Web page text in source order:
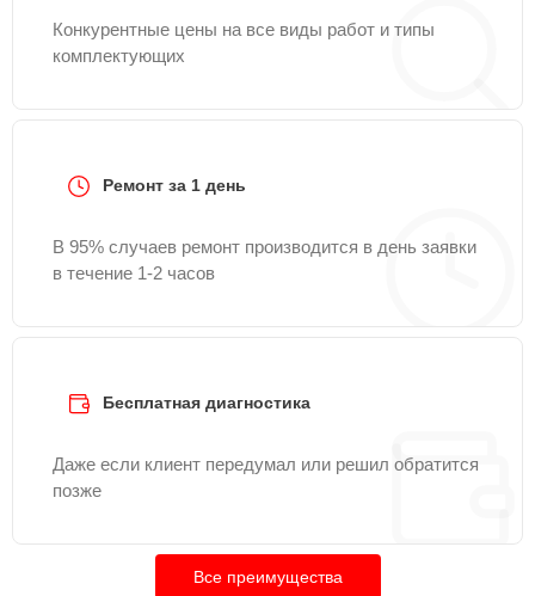
Конкурентные цены на все виды работ и типы
комплектующих
Ремонт за 1 день
В 95% случаев ремонт производится в день заявки
в течение 1-2 часов
Бесплатная диагностика
Даже если клиент передумал или решил обратится
позже
Все преимущества